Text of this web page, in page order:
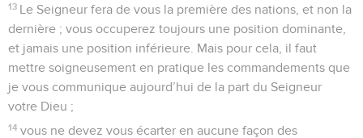
13 Le Seigneur fera de vous la première des nations, et non la
dernière ; vous occuperez toujours une position dominante,
et jamais une position inférieure. Mais pour cela, il faut
mettre soigneusement en pratique les commandements que
je vous communique aujourd’hui de la part du Seigneur
votre Dieu ;
14 vous ne devez vous écarter en aucune façon des